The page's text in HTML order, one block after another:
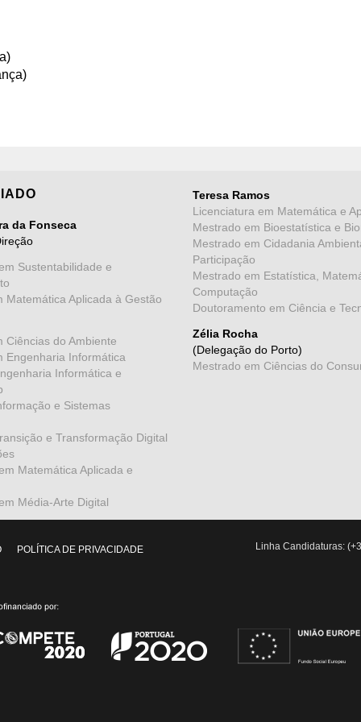
da Fonseca
Sustentabilidade e
Matemática Aplicada à Gestão
Ciências do Ambiente
Engenharia Informática
Informática e
e Sistemas
e Transformação Digital
Matemática Aplicada e
Média-Arte Digital
Teresa Ramos
Licenciatura em Matemática e
Mestrado em Bioestatística e
Mestrado em Cidadania
Participação
Mestrado em Estatística,
Computação
Doutoramento em Ciência e
Zélia Rocha
(Delegação do Porto)
Mestrado em Ciências do
POLÍTICA DE PRIVACIDADE Linha Candidaturas: